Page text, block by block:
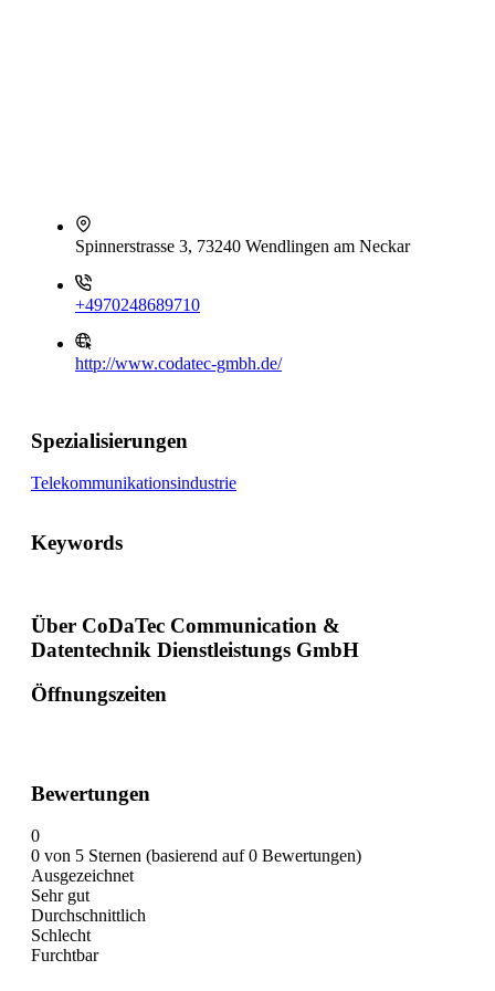
Spinnerstrasse 3, 73240 Wendlingen am Neckar
+4970248689710
http://www.codatec-gmbh.de/
Spezialisierungen
Telekommunikationsindustrie
Keywords
Über CoDaTec Communication &
Datentechnik Dienstleistungs GmbH
Öffnungszeiten
Bewertungen
0
0 von 5 Sternen (basierend auf 0 Bewertungen)
Ausgezeichnet
Sehr gut
Durchschnittlich
Schlecht
Furchtbar